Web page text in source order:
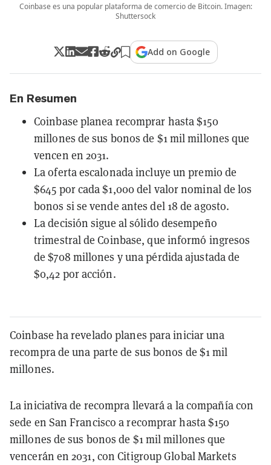
Coinbase es una popular plataforma de comercio de Bitcoin. Imagen:
Shuttersock
Add on Google
En Resumen
Coinbase planea recomprar hasta $150
millones de sus bonos de $1 mil millones que
vencen en 2031.
La oferta escalonada incluye un premio de
$645 por cada $1,000 del valor nominal de los
bonos si se vende antes del 18 de agosto.
La decisión sigue al sólido desempeño
trimestral de Coinbase, que informó ingresos
de $708 millones y una pérdida ajustada de
$0,42 por acción.
Coinbase ha revelado planes para iniciar una
recompra de una parte de sus bonos de $1 mil
millones.
La iniciativa de recompra llevará a la compañía con
sede en San Francisco a recomprar hasta $150
millones de sus bonos de $1 mil millones que
vencerán en 2031, con Citigroup Global Markets